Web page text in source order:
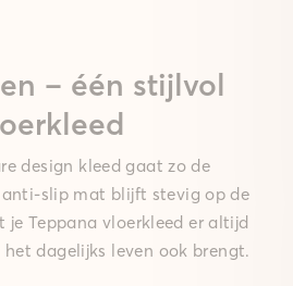
– één stijlvol
design kleed gaat zo de
slip mat blijft stevig op de
je Teppana vloerkleed er altijd
dagelijks leven ook brengt.